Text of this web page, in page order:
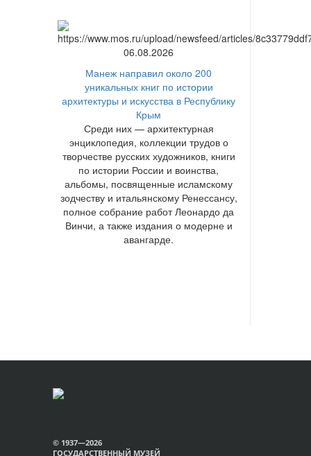
06.08.2026
Манеж направил около 200
уникальных книг по истории
архитектуры и искусства в Республику
Крым
Среди них — архитектурная
энциклопедия, коллекции трудов о
творчестве русских художников, книги
по истории России и воинства,
альбомы, посвященные исламскому
зодчеству и итальянскому Ренессансу,
полное собрание работ Леонардо да
Винчи, а также издания о модерне и
авангарде.
© 1937—2026
ГОСУДАРСТВЕННЫЙ МУЗЕЙ